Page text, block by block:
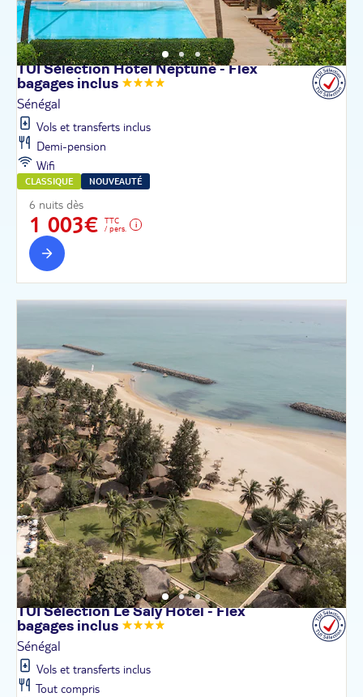
TUI Sélection Hôtel Neptune - Flex
bagages inclus
Sénégal
Vols et transferts inclus
Demi-pension
Wifi
CLASSIQUE NOUVEAUTÉ
6 nuits dès
1 003€
TTC
/ pers.
TUI Sélection Le Saly Hôtel - Flex
bagages inclus
Sénégal
Vols et transferts inclus
Tout compris